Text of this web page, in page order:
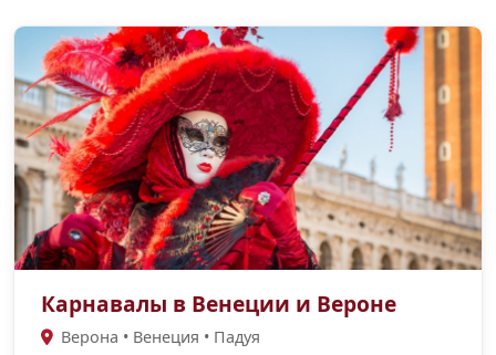
Карнавалы в Венеции и Вероне
Верона • Венеция • Падуя